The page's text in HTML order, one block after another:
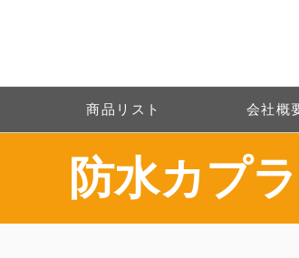
商品リスト 会社概
防水カプ